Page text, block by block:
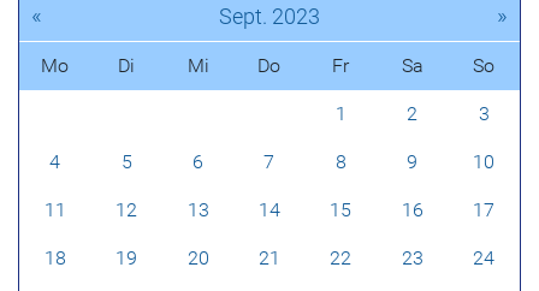
« Sept. 2023 »
Mo Di Mi Do Fr Sa So
1 2 3
4 5 6 7 8 9 10
11 12 13 14 15 16 17
18 19 20 21 22 23 24